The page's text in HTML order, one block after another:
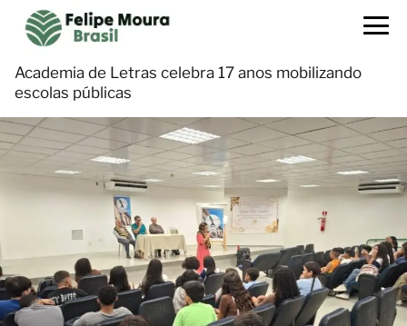
Academia de Letras celebra 17 anos mobilizando
escolas públicas